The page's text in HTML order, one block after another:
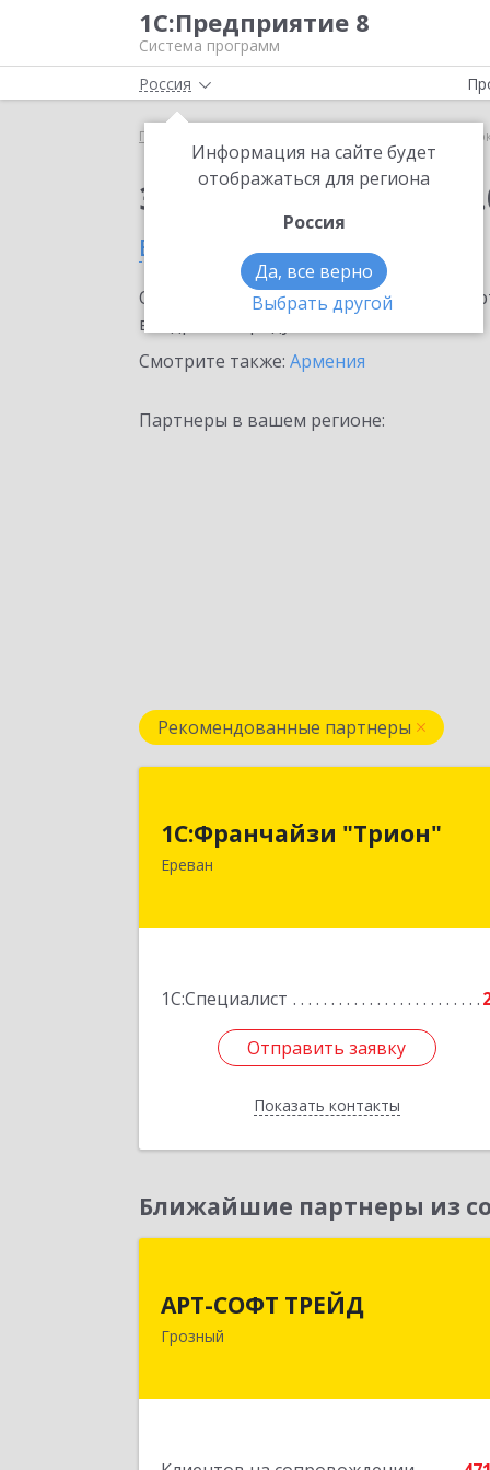
1С:Предприятие 8
Система программ
Россия
Информация на сайте будет
отображаться для региона
Россия
Да, все верно
Выбрать другой
Главная
Заказать 1С:Сверка
в Ереване
Ознакомьтесь с информационными
внедрение продукта.
Смотрите также: Армения
Партнеры в вашем регионе:
Рекомендованные партнеры
1С:Франчайзи "Трион"
Ереван
1С:Специалист
Отправить заявку
Показать контакты
Армения, Ереван, ул. Наири Заряна
Отправить заявку
Назад
Ближайшие партнеры из
АРТ-СОФТ ТРЕЙД
Грозный
364013, Чеченская Респ, Грозный г,